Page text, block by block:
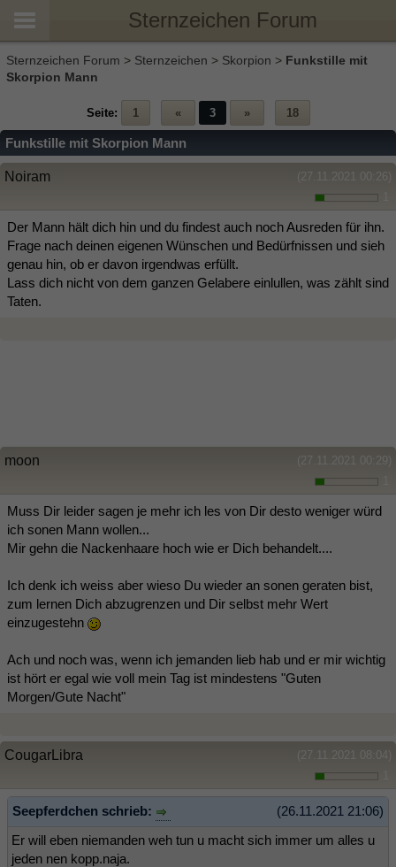
Sternzeichen Forum
Sternzeichen Forum > Sternzeichen > Skorpion > Funkstille mit
Skorpion Mann
Seite: 1 « 3 » 18
Funkstille mit Skorpion Mann
(27.11.2021 00:26)
Noiram
Der Mann hält dich hin und du findest auch noch Ausreden für ihn.
Frage nach deinen eigenen Wünschen und Bedürfnissen und sieh
genau hin, ob er davon irgendwas erfüllt.
Lass dich nicht von dem ganzen Gelabere einlullen, was zählt sind
Taten.
(27.11.2021 00:29)
moon
Muss Dir leider sagen je mehr ich les von Dir desto weniger würd
ich sonen Mann wollen...
Mir gehn die Nackenhaare hoch wie er Dich behandelt....
Ich denk ich weiss aber wieso Du wieder an sonen geraten bist,
zum lernen Dich abzugrenzen und Dir selbst mehr Wert
einzugestehn
Ach und noch was, wenn ich jemanden lieb hab und er mir wichtig
ist hört er egal wie voll mein Tag ist mindestens "Guten
Morgen/Gute Nacht"
(27.11.2021 08:04)
CougarLibra
(26.11.2021 21:06)
Seepferdchen schrieb:
Er will eben niemanden weh tun u macht sich immer um alles u
jeden nen kopp.naja.